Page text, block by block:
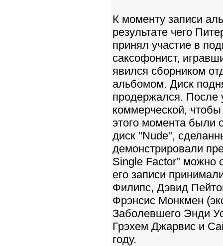
К моменту записи
результате чего
принял участие в
саксофонист,
явился сборником
альбомом. Диск
продержался. После
коммерческой,
этого момента были
диск "Nude",
демонстрировали
Single Factor" можно
его записи
Филипс, Дэвид
Фрэнсис Монкмен
Заболевшего Энди
Грэхем Джарвис и
году.